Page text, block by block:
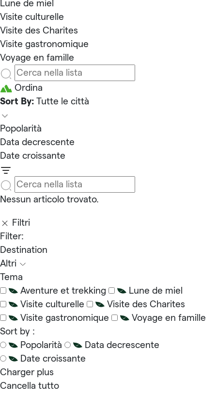
Lune de miel
Visite culturelle
Visite des Charites
Visite gastronomique
Voyage en famille
Ordina
Sort By: Tutte le città
Popolarità
Data decrescente
Date croissante
Nessun articolo trovato.
Filtri
Filter:
Destination
Altri
Tema
Aventure et trekking
Lune de miel
Visite culturelle
Visite des Charites
Visite gastronomique
Voyage en famille
Sort by :
Popolarità
Data decrescente
Date croissante
Charger plus
Cancella tutto